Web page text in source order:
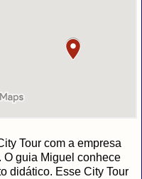
Tour com a empresa
guia Miguel conhece
didático. Esse City Tour